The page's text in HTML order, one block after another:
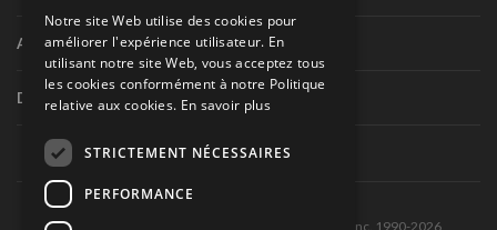
Autres séries nationales
Divers
Tous droits réservés © Les Éditions Pole-Position inc. 1990-2026
Notre site Web utilise des cookies pour
améliorer l'expérience utilisateur. En
utilisant notre site Web, vous acceptez tous
les cookies conformément à notre Politique
relative aux cookies. En savoir plus
STRICTEMENT NÉCESSAIRES
PERFORMANCE